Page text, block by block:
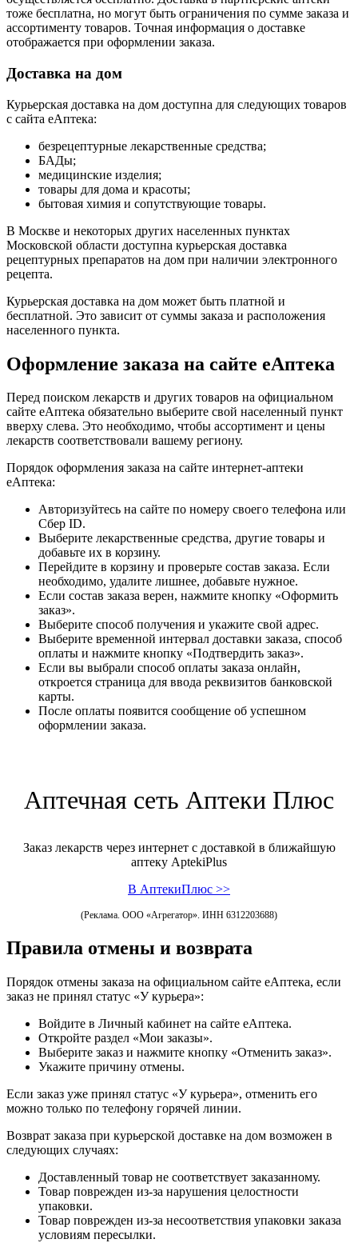
тоже бесплатна, но могут быть ограничения по сумме заказа и
ассортименту товаров. Точная информация о доставке
отображается при оформлении заказа.
Доставка на дом
Курьерская доставка на дом доступна для следующих товаров
с сайта еАптека:
безрецептурные лекарственные средства;
БАДы;
медицинские изделия;
товары для дома и красоты;
бытовая химия и сопутствующие товары.
В Москве и некоторых других населенных пунктах
Московской области доступна курьерская доставка
рецептурных препаратов на дом при наличии электронного
рецепта.
Курьерская доставка на дом может быть платной и
бесплатной. Это зависит от суммы заказа и расположения
населенного пункта.
Оформление заказа на сайте еАптека
Перед поиском лекарств и других товаров на официальном
сайте еАптека обязательно выберите свой населенный пункт
вверху слева. Это необходимо, чтобы ассортимент и цены
лекарств соответствовали вашему региону.
Порядок оформления заказа на сайте интернет-аптеки
еАптека:
Авторизуйтесь на сайте по номеру своего телефона или
Сбер ID.
Выберите лекарственные средства, другие товары и
добавьте их в корзину.
Перейдите в корзину и проверьте состав заказа. Если
необходимо, удалите лишнее, добавьте нужное.
Если состав заказа верен, нажмите кнопку «Оформить
заказ».
Выберите способ получения и укажите свой адрес.
Выберите временной интервал доставки заказа, способ
оплаты и нажмите кнопку «Подтвердить заказ».
Если вы выбрали способ оплаты заказа онлайн,
откроется страница для ввода реквизитов банковской
карты.
После оплаты появится сообщение об успешном
оформлении заказа.
Аптечная сеть Аптеки Плюс
Заказ лекарств через интернет с доставкой в ближайшую
аптеку AptekiPlus
В АптекиПлюс >>
(Реклама. ООО «Агрегатор». ИНН 6312203688)
Правила отмены и возврата
Порядок отмены заказа на официальном сайте еАптека, если
заказ не принял статус «У курьера»:
Войдите в Личный кабинет на сайте еАптека.
Откройте раздел «Мои заказы».
Выберите заказ и нажмите кнопку «Отменить заказ».
Укажите причину отмены.
Если заказ уже принял статус «У курьера», отменить его
можно только по телефону горячей линии.
Возврат заказа при курьерской доставке на дом возможен в
следующих случаях:
Доставленный товар не соответствует заказанному.
Товар поврежден из-за нарушения целостности
упаковки.
Товар поврежден из-за несоответствия упаковки заказа
условиям пересылки.